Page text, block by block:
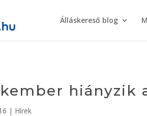
Álláskereső blog
hiányzik
| Hírek